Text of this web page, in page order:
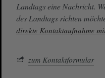
Landtags eine Nachricht.
des Landtags richten
direkte Kontaktaufnahme
zum Kontaktformular